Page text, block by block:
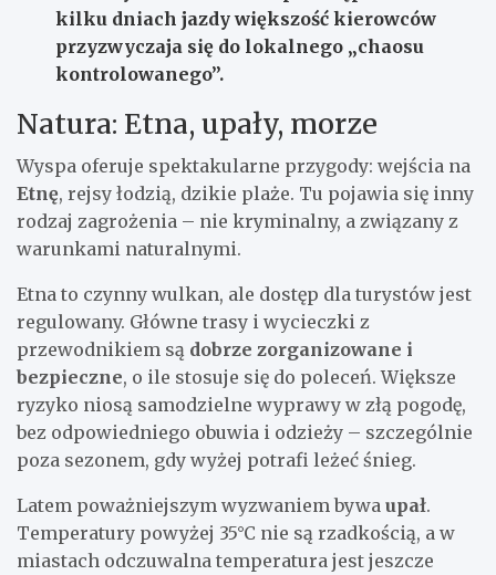
kilku dniach jazdy większość kierowców
przyzwyczaja się do lokalnego „chaosu
kontrolowanego”.
Natura: Etna, upały, morze
Wyspa oferuje spektakularne przygody: wejścia na
Etnę, rejsy łodzią, dzikie plaże. Tu pojawia się inny
rodzaj zagrożenia – nie kryminalny, a związany z
warunkami naturalnymi.
Etna to czynny wulkan, ale dostęp dla turystów jest
regulowany. Główne trasy i wycieczki z
przewodnikiem są dobrze zorganizowane i
bezpieczne, o ile stosuje się do poleceń. Większe
ryzyko niosą samodzielne wyprawy w złą pogodę,
bez odpowiedniego obuwia i odzieży – szczególnie
poza sezonem, gdy wyżej potrafi leżeć śnieg.
Latem poważniejszym wyzwaniem bywa upał.
Temperatury powyżej 35°C nie są rzadkością, a w
miastach odczuwalna temperatura jest jeszcze